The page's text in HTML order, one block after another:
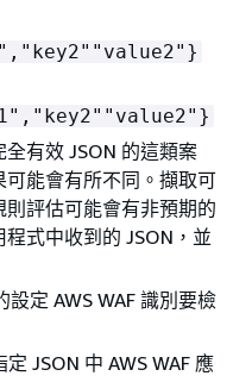
有效 JSON 的這類案
能會有所不同。擷取可
評估可能會有非預期的
式中收到的 JSON，並
設定 AWS WAF 識別要檢
定 JSON 中 AWS WAF 應